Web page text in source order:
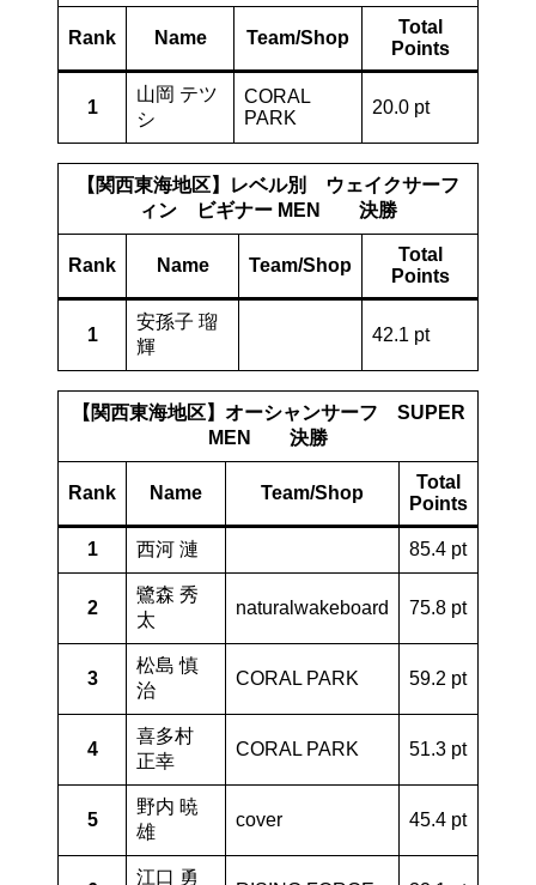
Rank Name Team/Shop
Total
Points
1
山岡 テツ
シ
CORAL
PARK
20.0 pt
【関西東海地区】レベル別 ウェイクサーフ
ィン ビギナー MEN 決勝
Rank Name Team/Shop
Total
Points
1
安孫子 瑠
輝
42.1 pt
【関西東海地区】オーシャンサーフ SUPER
MEN 決勝
Rank Name Team/Shop
Total
Points
1 西河 漣 85.4 pt
2
鷺森 秀
太
naturalwakeboard 75.8 pt
3
松島 慎
治
CORAL PARK 59.2 pt
4
喜多村
正幸
CORAL PARK 51.3 pt
5
野内 暁
雄
cover 45.4 pt
江口 勇